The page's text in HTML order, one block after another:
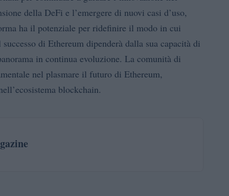
della DeFi e l’emergere di nuovi casi d’uso,
ha il potenziale per ridefinire il modo in cui
di Ethereum dipenderà dalla sua capacità di
in continua evoluzione. La comunità di
nel plasmare il futuro di Ethereum,
blockchain.